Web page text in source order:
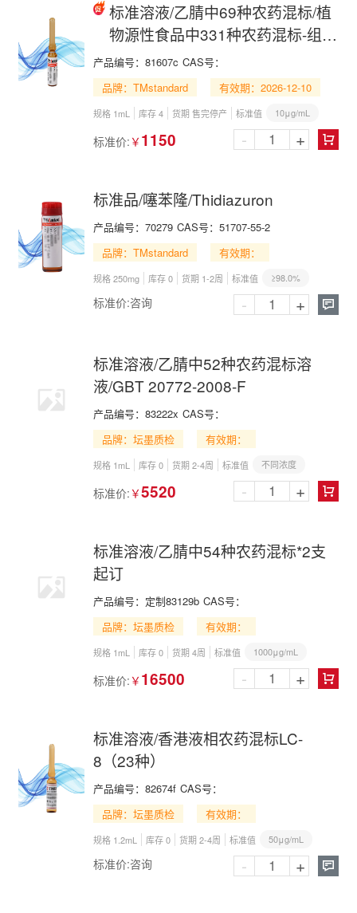
标准溶液/乙腈中69种农药混标/植
物源性食品中331种农药混标-组
6/GB 23200.121-2021/69
Pesticide Mix in Acetonitrile
产品编号： 81607c CAS号：
品牌：TMstandard
有效期：2026-12-10
规格 1mL 库存 4 货期 售完停产 标准值 10μg/mL
标准价: ￥ 1150 
- +
标准品/噻苯隆/Thidiazuron
产品编号： 70279 CAS号： 51707-55-2
品牌：TMstandard
有效期：
规格 250mg 库存 0 货期 1-2周 标准值 ≥98.0%
标准价:咨询 
- +
标准溶液/乙腈中52种农药混标溶
液/GBT 20772-2008-F
产品编号： 83222x CAS号：
品牌：坛墨质检
有效期：
规格 1mL 库存 0 货期 2-4周 标准值 不同浓度
标准价: ￥5520 
- +
标准溶液/乙腈中54种农药混标*2支
起订
产品编号： 定制83129b CAS号：
品牌：坛墨质检
有效期：
规格 1mL 库存 0 货期 4周 标准值 1000μg/mL
标准价: ￥ 16500 
- +
标准溶液/香港液相农药混标LC-
8（23种）
产品编号： 82674f CAS号：
品牌：坛墨质检
有效期：
规格 1.2mL 库存 0 货期 2-4周 标准值 50μg/mL
标准价:咨询 
- +